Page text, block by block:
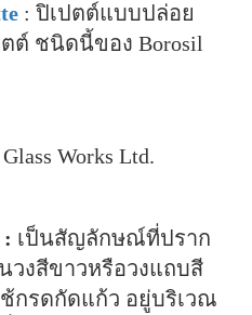
: ปิเปตต์แบบปล่อย
ต์ ชนิดนี้ของ Borosil
Works Ltd.
: เป็นสัญลักษณ์ที่ปราก
วงสีขาวหรือวงแถบสี
กรดกัดแก้ว อยู่บริเวณ